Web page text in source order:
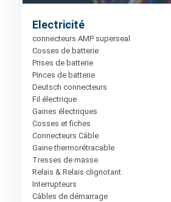
Electricité
connecteurs AMP superseal
Cosses de batterie
Prises de batterie
Pinces de batterie
Deutsch connecteurs
Fil électrique
Gaines électriques
Cosses et fiches
Connecteurs Câble
Gaine thermorétracable
Tresses de masse
Relais & Relais clignotant
Interrupteurs
Câbles de démarrage